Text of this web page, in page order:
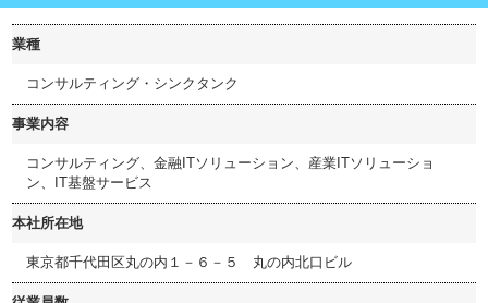
業種
コンサルティング・シンクタンク
事業内容
コンサルティング、金融ITソリューション、産業ITソリューショ
ン、IT基盤サービス
本社所在地
東京都千代田区丸の内１－６－５ 丸の内北口ビル